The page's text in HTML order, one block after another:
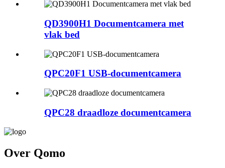
QD3900H1 Documentcamera met
vlak bed
QPC20F1 USB-documentcamera
QPC28 draadloze documentcamera
Over Qomo